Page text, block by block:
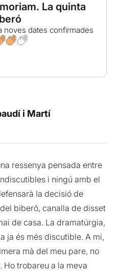
La quinta
noves dates confirmades
i Martí
ressenya pensada entre
i ningú amb el
la decisió de
biberó, canalla de disset
de casa. La dramatúrgia,
ja és més discutible. A mi,
mà del meu pare, no
Ho trobareu a la meva